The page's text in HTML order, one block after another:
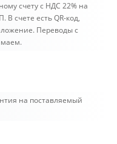
счету c НДС 22% на
счете есть QR-код,
Переводы с
на поставляемый